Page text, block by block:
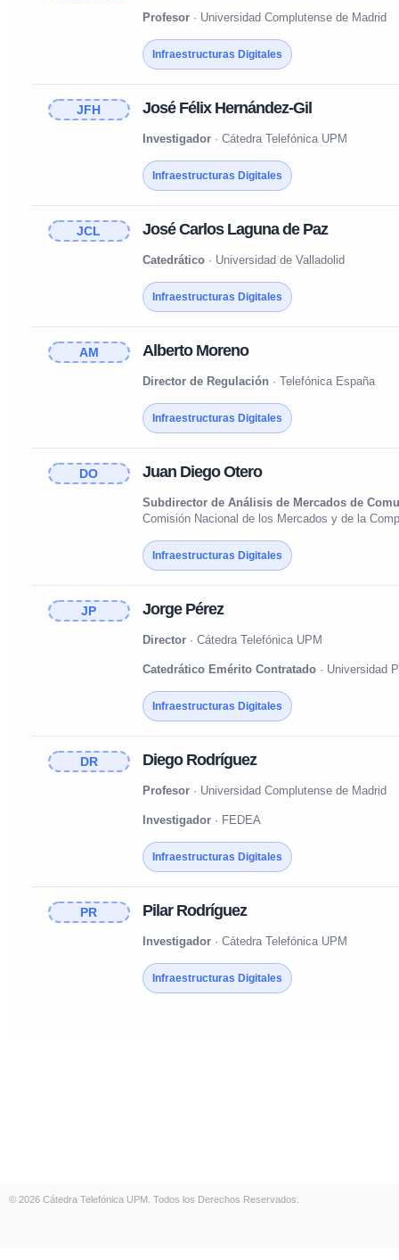
Profesor · Universidad Complutense de Madrid
Infraestructuras Digitales
JFH José Félix Hernández-Gil
Investigador · Cátedra Telefónica UPM
Infraestructuras Digitales
JCL José Carlos Laguna de Paz
Catedrático · Universidad de Valladolid
Infraestructuras Digitales
AM Alberto Moreno
Director de Regulación · Telefónica España
Infraestructuras Digitales
DO Juan Diego Otero
Subdirector de Análisis de Mercados de
Comisión Nacional de los Mercados y de la
Infraestructuras Digitales
JP Jorge Pérez
Director · Cátedra Telefónica UPM
Catedrático Emérito Contratado · Universidad
Infraestructuras Digitales
DR Diego Rodríguez
Profesor · Universidad Complutense de Madrid
Investigador · FEDEA
Infraestructuras Digitales
PR Pilar Rodríguez
Investigador · Cátedra Telefónica UPM
Infraestructuras Digitales
© 2026 Cátedra Telefónica UPM. Todos los Derechos Reservados.